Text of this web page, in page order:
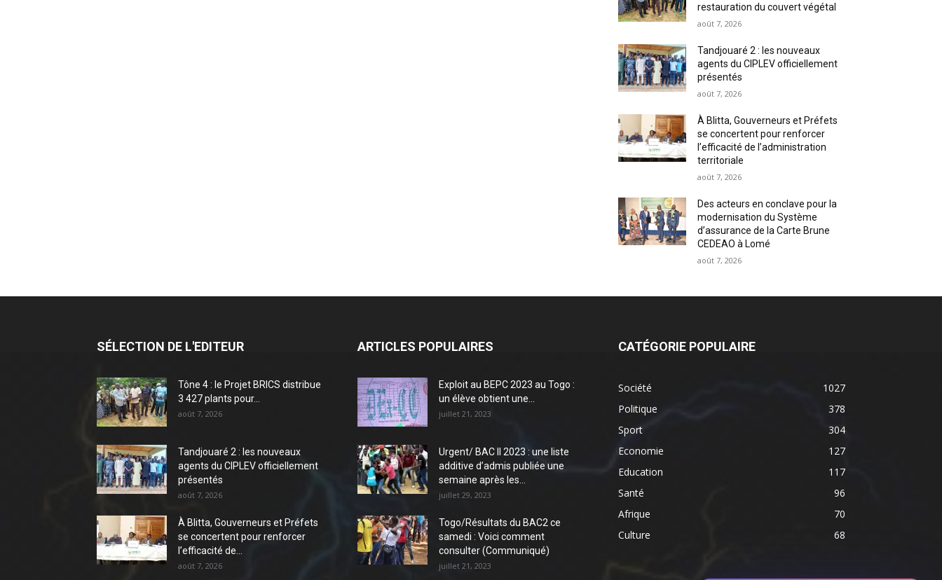
restauration du couvert végétal
août 7, 2026
Tandjouaré 2 : les nouveaux
agents du CIPLEV officiellement
présentés
août 7, 2026
À Blitta, Gouverneurs et Préfets
se concertent pour renforcer
l’efficacité de l’administration
territoriale
août 7, 2026
Des acteurs en conclave pour la
modernisation du Système
d’assurance de la Carte Brune
CEDEAO à Lomé
août 7, 2026
SÉLECTION DE L'EDITEUR
Tône 4 : le Projet BRICS distribue
3 427 plants pour...
août 7, 2026
Tandjouaré 2 : les nouveaux
agents du CIPLEV officiellement
présentés
août 7, 2026
À Blitta, Gouverneurs et Préfets
se concertent pour renforcer
l’efficacité de...
août 7, 2026
ARTICLES POPULAIRES
Exploit au BEPC 2023 au Togo :
un élève obtient une...
juillet 21, 2023
Urgent/ BAC II 2023 : une liste
additive d’admis publiée une
semaine après les...
juillet 29, 2023
Togo/Résultats du BAC2 ce
samedi : Voici comment
consulter (Communiqué)
juillet 21, 2023
CATÉGORIE POPULAIRE
Société
1027
Politique
378
Sport
304
Economie
127
Education
117
Santé
96
Afrique
70
Culture
68